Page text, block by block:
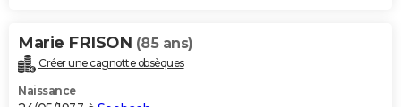
Marie FRISON (85 ans)
Créer une cagnotte obsèques
Naissance